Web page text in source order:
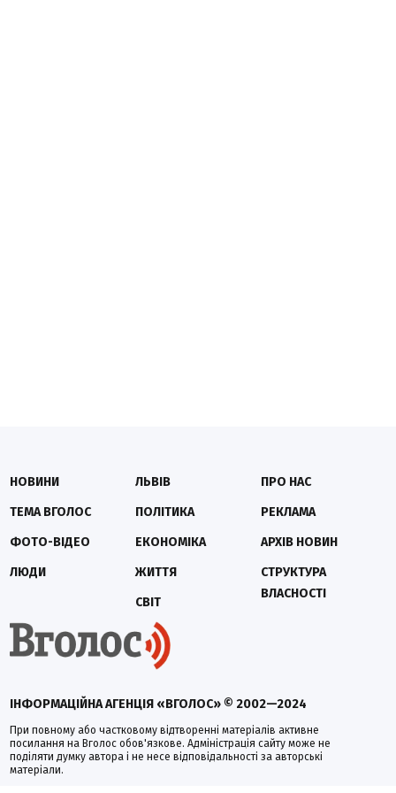
ІНФОРМАЦІЙНА АГЕНЦІЯ «ВГОЛОС» © 2002—2024
При повному або частковому відтворенні матеріалів активне
посилання на Вголос обов'язкове. Адміністрація сайту може не
поділяти думку автора і не несе відповідальності за авторські
матеріали.
НОВИНИ
ТЕМА ВГОЛОС
ФОТО-ВІДЕО
ЛЮДИ
ЛЬВІВ
ПОЛІТИКА
ЕКОНОМІКА
ЖИТТЯ
СВІТ
ПРО НАС
РЕКЛАМА
АРХІВ НОВИН
СТРУКТУРА
ВЛАСНОСТІ